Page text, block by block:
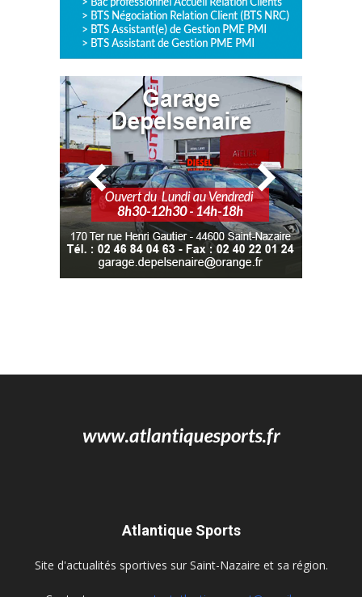
Atlantique Sports
Site d'actualités sportives sur Saint-Nazaire et sa région.